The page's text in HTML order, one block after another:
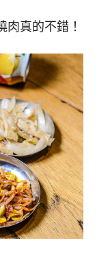
真的不錯！